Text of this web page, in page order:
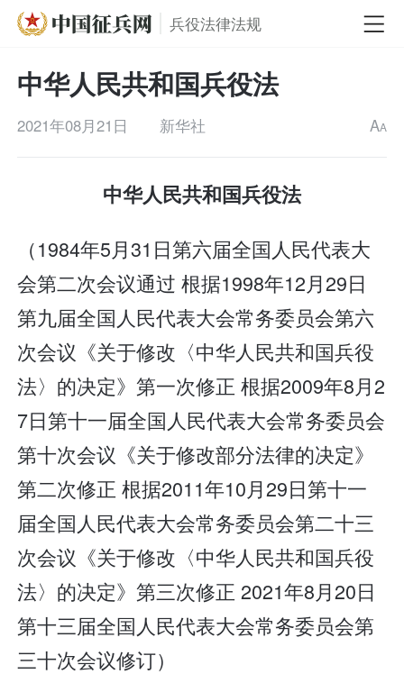
兵役法律法规
中华人民共和国兵役法
2021年08月21日 新华社 AA
中华人民共和国兵役法
（1984年5月31日第六届全国人民代表大
会第二次会议通过 根据1998年12月29日
第九届全国人民代表大会常务委员会第六
次会议《关于修改〈中华人民共和国兵役
法〉的决定》第一次修正 根据2009年8月2
7日第十一届全国人民代表大会常务委员会
第十次会议《关于修改部分法律的决定》
第二次修正 根据2011年10月29日第十一
届全国人民代表大会常务委员会第二十三
次会议《关于修改〈中华人民共和国兵役
法〉的决定》第三次修正 2021年8月20日
第十三届全国人民代表大会常务委员会第
三十次会议修订）